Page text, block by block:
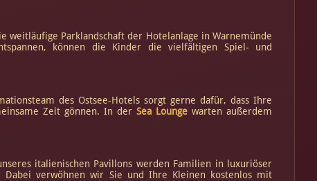
weitläufige Parklandschaft der Hotelanlage in Warnemünde
können die Kinder die vielfältigen Spiel- und
des Ostsee-Hotels sorgt gerne dafür, dass Ihre
Zeit gönnen. In der Sea Loungewarten außerdem
italienischen Pavillons werden Familien in luxuriöser
Dabei verwöhnen wir Sie und Ihre Kleinen kostenlos mit